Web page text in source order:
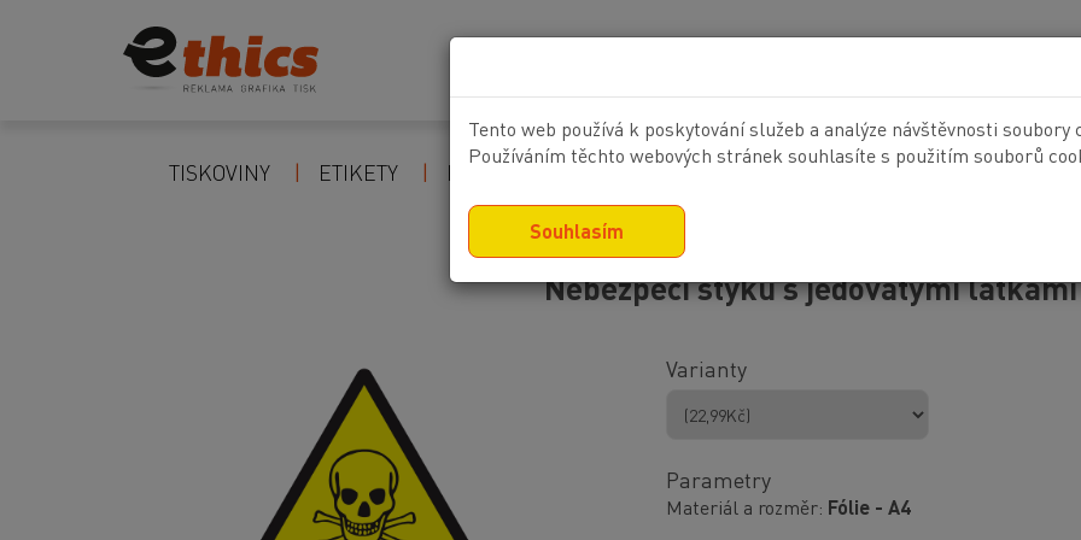
Tento web používá k poskytování služeb a analýze návštěvnosti soubory
Používáním těchto webových stránek souhlasíte s použitím souborů
Souhlasím
TISKOVINY ETIKETY POZOR ZNAČKY VELKOPLOŠNÝ TISK POTISK TEXTILU
Nebezpečí styku s jedovatými látkami
Varianty
Parametry
Materiál a rozměr Fólie - A4